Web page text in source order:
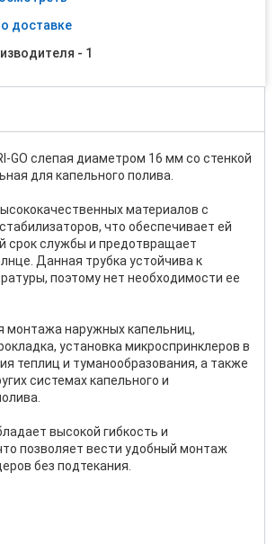
доставке
- 1
GO слепая диаметром 16 мм со стенкой
для капельного полива.
материалов с
что обеспечивает ей
срок службы и предотвращает
Данная трубка устойчива к
поэтому нет необходимости ее
монтажа наружных капельниц,
установка микроспринклеров в
теплиц и туманообразования, а также
системах капельного и
высокой гибкость и
позволяет вести удобный монтаж
без подтекания.